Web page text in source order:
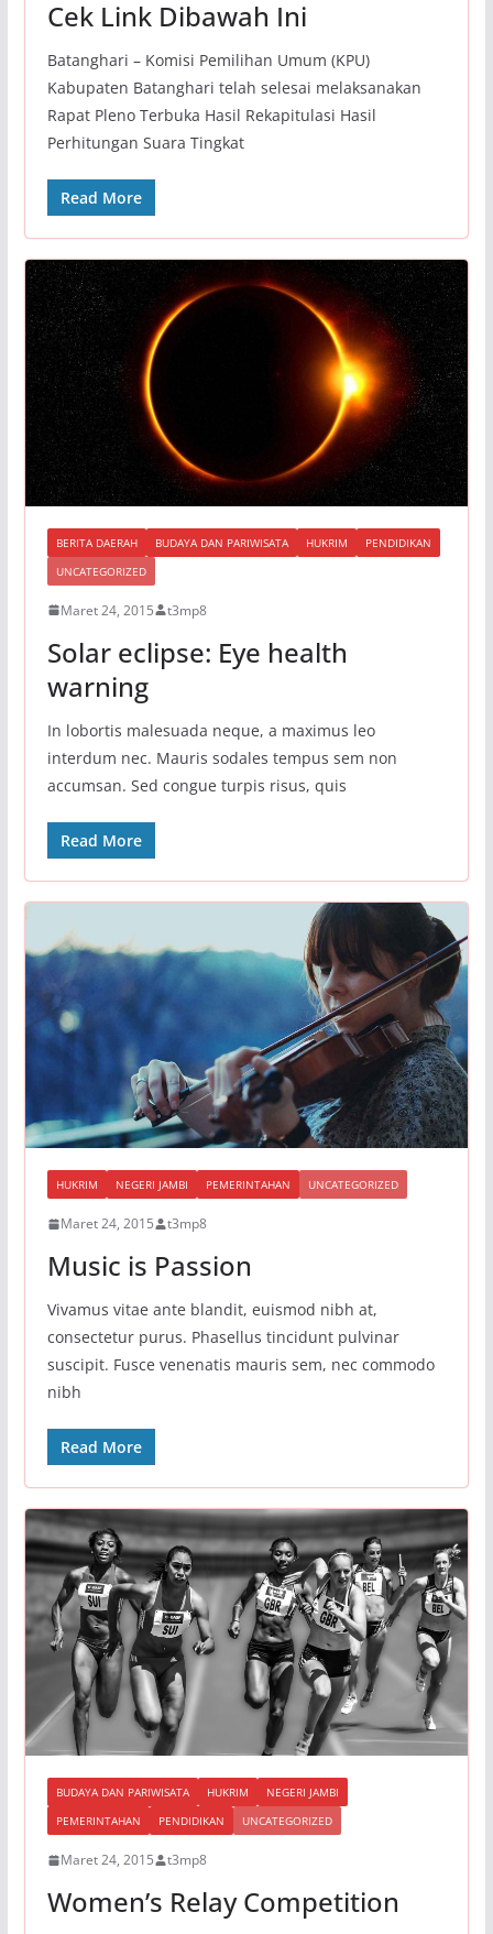
Cek Link Dibawah Ini
Batanghari – Komisi Pemilihan Umum (KPU)
Kabupaten Batanghari telah selesai melaksanakan
Rapat Pleno Terbuka Hasil Rekapitulasi Hasil
Perhitungan Suara Tingkat
Read More
BERITA DAERAH BUDAYA DAN PARIWISATA HUKRIM
PENDIDIKAN
UNCATEGORIZED
Maret 24, 2015 t3mp8
Solar eclipse: Eye health
warning
In lobortis malesuada neque, a maximus leo
interdum nec. Mauris sodales tempus sem non
accumsan. Sed congue turpis risus, quis
Read More
HUKRIM NEGERI JAMBI PEMERINTAHAN UNCATEGORIZED
Maret 24, 2015 t3mp8
Music is Passion
Vivamus vitae ante blandit, euismod nibh at,
consectetur purus. Phasellus tincidunt pulvinar
suscipit. Fusce venenatis mauris sem, nec commodo
nibh
Read More
BUDAYA DAN PARIWISATA HUKRIM
NEGERI JAMBI
PEMERINTAHAN
PENDIDIKAN UNCATEGORIZED
Maret 24, 2015 t3mp8
Women’s Relay Competition